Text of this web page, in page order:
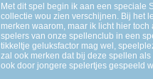
Met dit spel begin ik aan een speciale
collectie wou zien verschijnen. Bij het
merken waarom, maar ik licht hier
spelers van onze spellenclub in een
tikkeltje geluksfactor mag wel,
zal ook merken dat bij deze spellen
ook door jongere spelertjes gespeeld